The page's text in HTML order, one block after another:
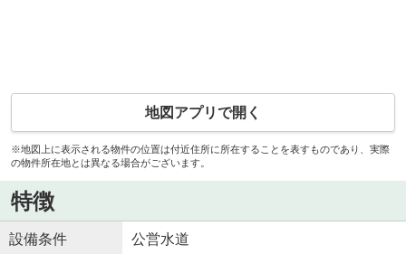
地図アプリで開く
※地図上に表示される物件の位置は付近住所に所在することを表すものであり、実際
の物件所在地とは異なる場合がございます。
特徴
設備条件 公営水道